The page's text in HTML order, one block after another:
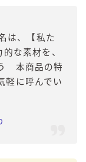
は、【私た
な素材を、
本商品の特
軽に呼んでい